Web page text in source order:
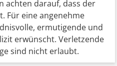
achten darauf, dass der
Für eine angenehme
ermutigende und
erwünscht. Verletzende
sind nicht erlaubt.